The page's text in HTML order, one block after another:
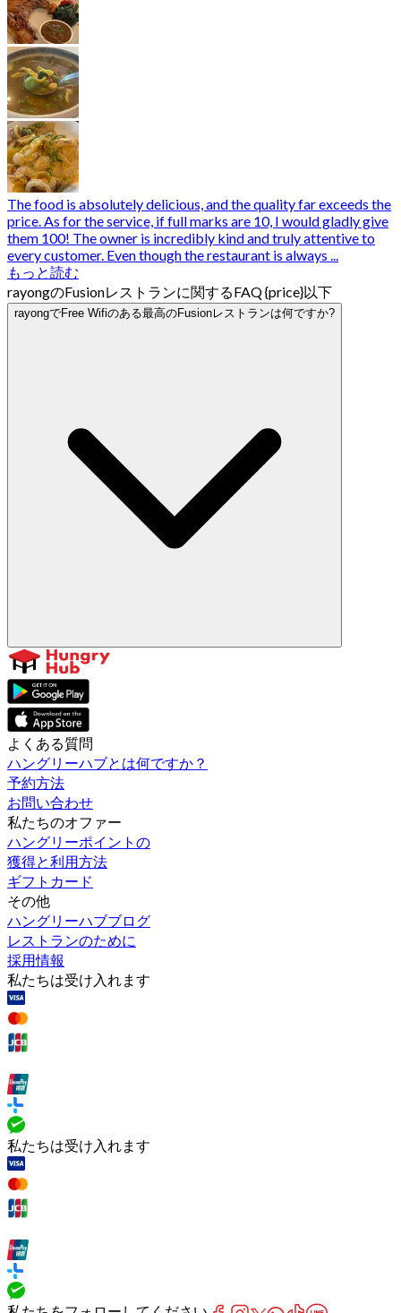
The food is absolutely delicious, and the quality far exceeds the
price. As for the service, if full marks are 10, I would gladly give
them 100! The owner is incredibly kind and truly attentive to
every customer. Even though the restaurant is always ...
もっと読む
rayongのFusionレストランに関するFAQ {price}以下
rayongでFree Wifiのある最高のFusionレストランは何ですか?
よくある質問
ハングリーハブとは何ですか？
予約方法
お問い合わせ
私たちのオファー
ハングリーポイントの
獲得と利用方法
ギフトカード
その他
ハングリーハブブログ
レストランのために
採用情報
私たちは受け入れます
私たちは受け入れます